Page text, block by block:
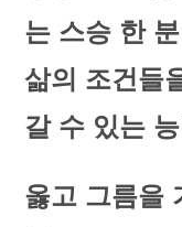
는 스승 한
삶의 조건들
갈 수 있는
옳고 그름을